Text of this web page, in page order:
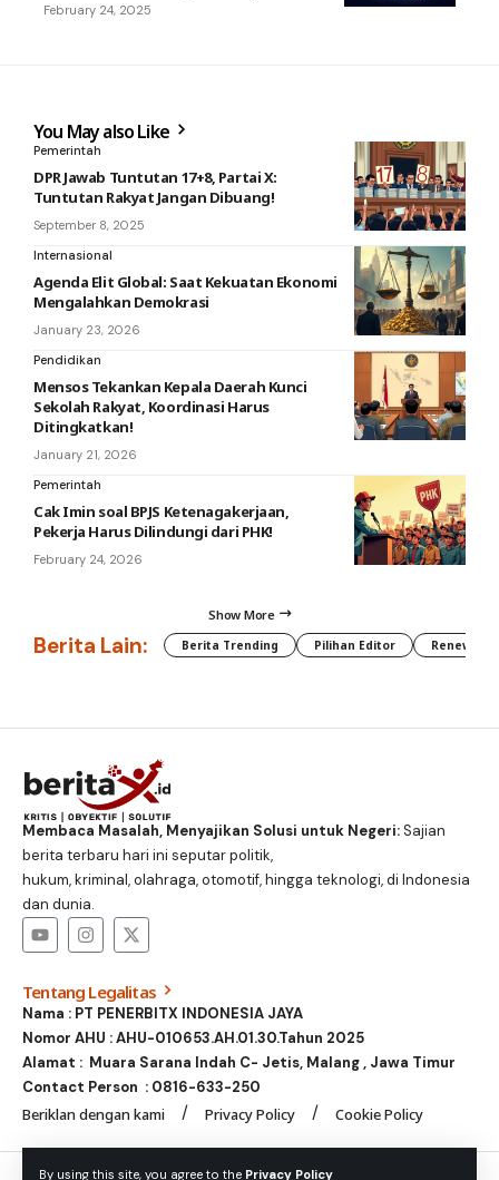
By using this site, you agree to the Privacy Policy
February 24, 2025
You May also Like
Pemerintah
DPR Jawab Tuntutan 17+8, Partai X:
Tuntutan Rakyat Jangan Dibuang!
September 8, 2025
Internasional
Agenda Elit Global: Saat Kekuatan Ekonomi
Mengalahkan Demokrasi
January 23, 2026
Pendidikan
Mensos Tekankan Kepala Daerah Kunci
Sekolah Rakyat, Koordinasi Harus
Ditingkatkan!
January 21, 2026
Pemerintah
Cak Imin soal BPJS Ketenagakerjaan,
Pekerja Harus Dilindungi dari PHK!
February 24, 2026
Show More
Berita Lain: Berita Trending Pilihan Editor
Membaca Masalah, Menyajikan Solusi untuk Negeri:Sajian
berita terbaru hari ini seputar politik,
hukum, kriminal, olahraga, otomotif, hingga teknologi, di Indonesia
dan dunia.
Tentang Legalitas
Nama : PT PENERBITX INDONESIA JAYA
Nomor AHU : AHU-010653.AH.01.30.Tahun 2025
Alamat : Muara Sarana Indah C- Jetis, Malang , Jawa Timur
Contact Person : 0816-633-250
Beriklan dengan kami Privacy Policy Cookie Policy
© Foxiz News Network. Ruby Design Company. All Rights